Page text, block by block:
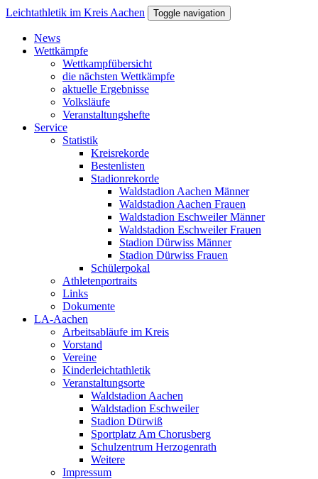
Direkt zum Inhalt
Leichtathletik im Kreis Aachen Toggle navigation
News
Wettkämpfe
Wettkampfübersicht
die nächsten Wettkämpfe
aktuelle Ergebnisse
Volksläufe
Veranstaltungshefte
Service
Statistik
Kreisrekorde
Bestenlisten
Stadionrekorde
Waldstadion Aachen Männer
Waldstadion Aachen Frauen
Waldstadion Eschweiler Männer
Waldstadion Eschweiler Frauen
Stadion Dürwiss Männer
Stadion Dürwiss Frauen
Schülerpokal
Athletenportraits
Links
Dokumente
LA-Aachen
Arbeitsabläufe im Kreis
Vorstand
Vereine
Kinderleichtathletik
Veranstaltungsorte
Waldstadion Aachen
Waldstadion Eschweiler
Stadion Dürwiß
Sportplatz Am Chorusberg
Schulzentrum Herzogenrath
Weitere
Impressum